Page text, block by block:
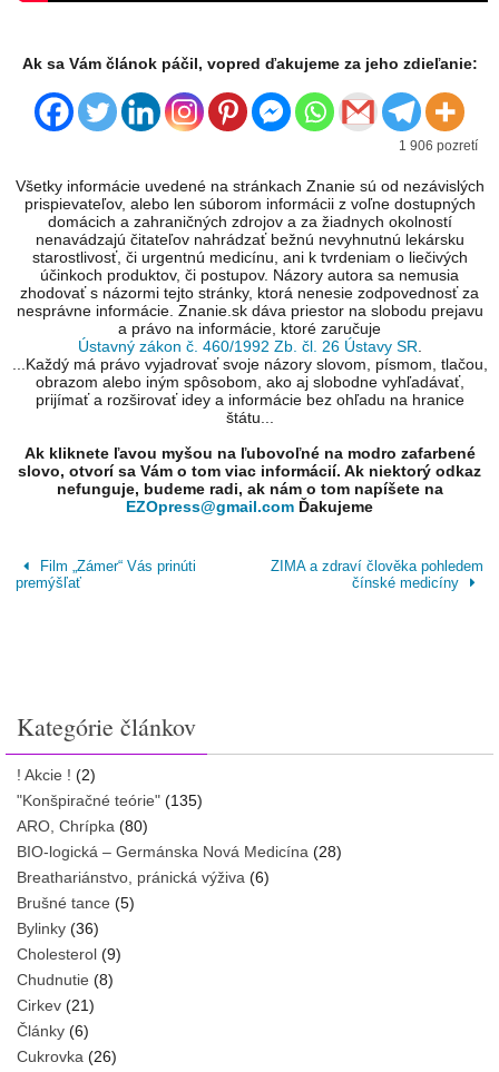
Ak sa Vám článok páčil, vopred ďakujeme za jeho zdieľanie:
1 906 pozretí
Všetky informácie uvedené na stránkach Znanie sú od nezávislých
prispievateľov, alebo len súborom informácii z voľne dostupných
domácich a zahraničných zdrojov a za žiadnych okolností
nenavádzajú čitateľov nahrádzať bežnú nevyhnutnú lekársku
starostlivosť, či urgentnú medicínu, ani k tvrdeniam o liečivých
účinkoch produktov, či postupov. Názory autora sa nemusia
zhodovať s názormi tejto stránky, ktorá nenesie zodpovednosť za
nesprávne informácie. Znanie.sk dáva priestor na slobodu prejavu
a právo na informácie, ktoré zaručuje
Ústavný zákon č. 460/1992 Zb. čl. 26 Ústavy SR
...Každý má právo vyjadrovať svoje názory slovom, písmom, tlačou,
obrazom alebo iným spôsobom, ako aj slobodne vyhľadávať,
prijímať a rozširovať idey a informácie bez ohľadu na hranice
štátu...
Ak kliknete ľavou myšou na ľubovoľné na modro zafarbené
slovo, otvorí sa Vám o tom viac informácií. Ak niektorý odkaz
nefunguje, budeme radi, ak nám o tom napíšete na
EZOpress@gmail.com Ďakujeme
Film „Zámer“ Vás prinúti
premýšľať
ZIMA a zdraví člověka pohledem
čínské medicíny
Kategórie článkov
! Akcie ! (2)
"Konšpiračné teórie" (135)
ARO, Chrípka (80)
BIO-logická – Germánska Nová Medicína (28)
Breathariánstvo, pránická výživa (6)
Brušné tance (5)
Bylinky (36)
Cholesterol (9)
Chudnutie (8)
Cirkev (21)
Články (6)
Cukrovka (26)